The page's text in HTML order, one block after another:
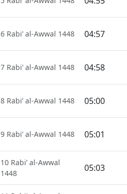
6 Rabi’ al-Awwal 1448 04:57
7 Rabi’ al-Awwal 1448 04:58
8 Rabi’ al-Awwal 1448 05:00
9 Rabi’ al-Awwal 1448 05:01
10 Rabi’ al-Awwal
1448
05:03